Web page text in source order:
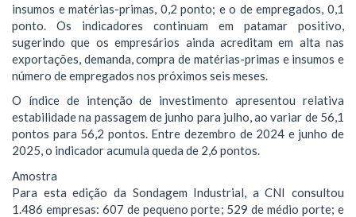
insumos e matérias-primas, 0,2 ponto; e o de empregados, 0,1
ponto. Os indicadores continuam em patamar positivo,
sugerindo que os empresários ainda acreditam em alta nas
exportações, demanda, compra de matérias-primas e insumos e
número de empregados nos próximos seis meses.
O índice de intenção de investimento apresentou relativa
estabilidade na passagem de junho para julho, ao variar de 56,1
pontos para 56,2 pontos. Entre dezembro de 2024 e junho de
2025, o indicador acumula queda de 2,6 pontos.
Amostra
Para esta edição da Sondagem Industrial, a CNI consultou
1.486 empresas: 607 de pequeno porte; 529 de médio porte; e